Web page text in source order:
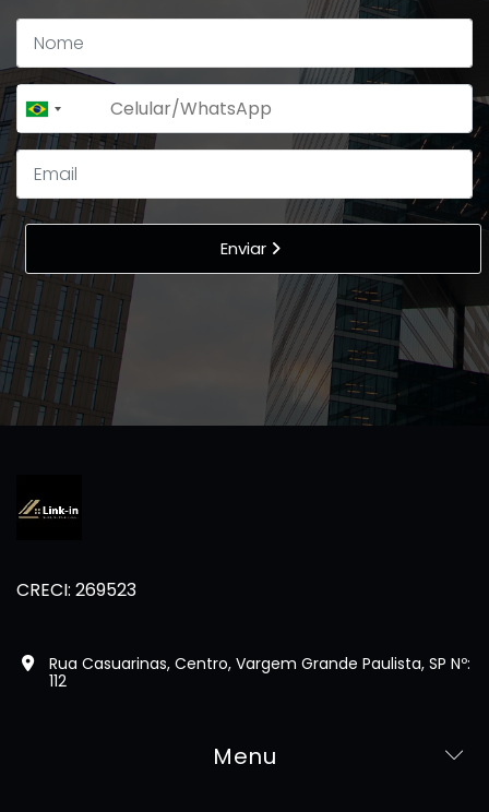
Brazil
+55
Enviar
CRECI: 269523
Rua Casuarinas, Centro, Vargem Grande Paulista, SP Nº:
112
Menu